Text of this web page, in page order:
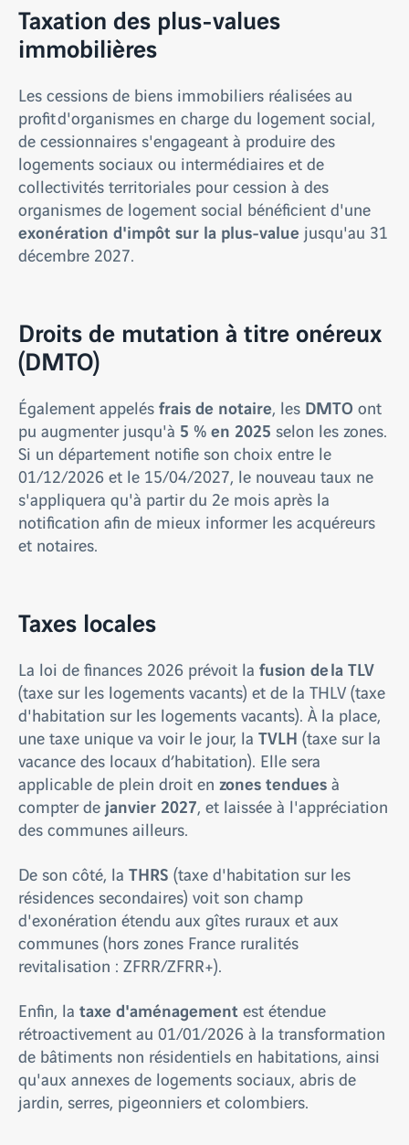
Taxation des plus-values
immobilières
Les cessions de biens immobiliers réalisées au
profit d'organismes en charge du logement social,
de cessionnaires s'engageant à produire des
logements sociaux ou intermédiaires et de
collectivités territoriales pour cession à des
organismes de logement social bénéficient d'une
exonération d'impôt sur la plus-value jusqu'au 31
décembre 2027.
Droits de mutation à titre onéreux
(DMTO)
Également appelésfrais de notaire, les DMTO ont
pu augmenter jusqu'à 5 % en 2025 selon les zones.
Si un département notifie son choix entre le
01/12/2026 et le 15/04/2027, le nouveau taux ne
s'appliquera qu'à partir du 2e mois après la
notification afin de mieux informer les acquéreurs
et notaires.
Taxes locales
La loi de finances 2026 prévoit la fusion de la TLV
(taxe sur les logements vacants) et de la THLV (taxe
d'habitation sur les logements vacants). À la place,
une taxe unique va voir le jour, la TVLH (taxe sur la
vacance des locaux d’habitation). Elle sera
applicable de plein droit en zones tenduesà
compter de janvier 2027, et laissée à l'appréciation
des communes ailleurs.
De son côté, la THRS (taxe d'habitation sur les
résidences secondaires) voit son champ
d'exonération étendu aux gîtes ruraux et aux
communes (hors zones France ruralités
revitalisation : ZFRR/ZFRR+).
Enfin, la taxe d'aménagementest étendue
rétroactivement au 01/01/2026 à la transformation
de bâtiments non résidentiels en habitations, ainsi
qu'aux annexes de logements sociaux, abris de
jardin, serres, pigeonniers et colombiers.